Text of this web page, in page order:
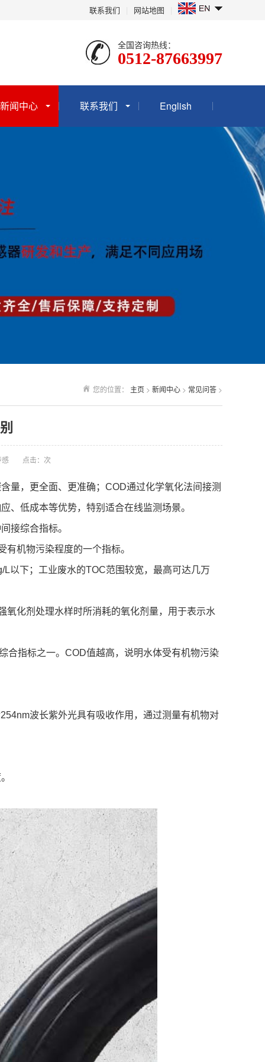
联系我们 网站地图
全国咨询热线：
0512-87663997
新闻中心 联系我们 English
您的位置： 主页 > 新闻中心 > 常见问答 >
点击： 次
量，更全面、更准确；COD通过化学氧化法间接测
、低成本等优势，特别适合在线监测场景。
接综合指标。
机物污染程度的一个指标。
以下；工业废水的TOC范围较宽，最高可达几万
氧化剂处理水样时所消耗的氧化剂量，用于表示水
合指标之一。COD值越高，说明水体受有机物污染
波长紫外光具有吸收作用，通过测量有机物对